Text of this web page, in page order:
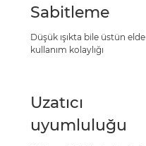
Sabitleme
Düşük ışıkta bile üstün elde
kullanım kolaylığı
Uzatıcı
uyumluluğu